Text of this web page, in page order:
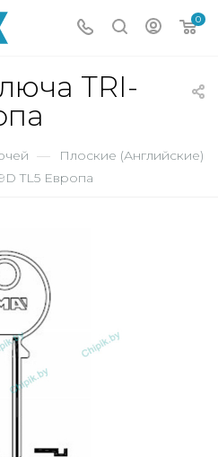
0
TRI-
— Плоские (Английские)
TL5 Европа